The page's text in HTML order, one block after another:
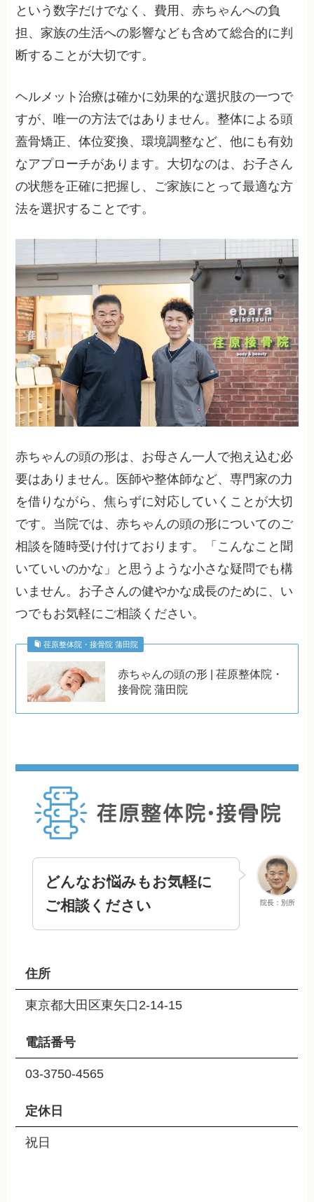
という数字だけでなく、費用、赤ちゃんへの負
担、家族の生活への影響なども含めて総合的に判
断することが大切です。
ヘルメット治療は確かに効果的な選択肢の一つで
すが、唯一の方法ではありません。整体による頭
蓋骨矯正、体位変換、環境調整など、他にも有効
なアプローチがあります。大切なのは、お子さん
の状態を正確に把握し、ご家族にとって最適な方
法を選択することです。
赤ちゃんの頭の形は、お母さん一人で抱え込む必
要はありません。医師や整体師など、専門家の力
を借りながら、焦らずに対応していくことが大切
です。当院では、赤ちゃんの頭の形についてのご
相談を随時受け付けております。「こんなこと聞
いていいのかな」と思うような小さな疑問でも構
いません。お子さんの健やかな成長のために、い
つでもお気軽にご相談ください。
荏原整体院・接骨院 蒲田院
赤ちゃんの頭の形 | 荏原整体院・
接骨院 蒲田院
院長：別所
どんなお悩みもお気軽に
ご相談ください
住所
東京都大田区東矢口2-14-15
電話番号
03-3750-4565
定休日
祝日